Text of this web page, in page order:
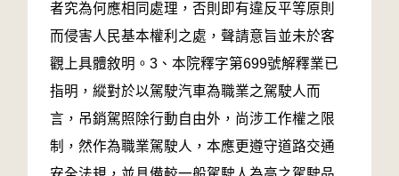
者究為何應相同處理，否則即有違反平等原則
而侵害人民基本權利之處，聲請意旨並未於客
觀上具體敘明。3、本院釋字第699號解釋業已
指明，縱對於以駕駛汽車為職業之駕駛人而
言，吊銷駕照除行動自由外，尚涉工作權之限
制，然作為職業駕駛人，本應更遵守道路交通